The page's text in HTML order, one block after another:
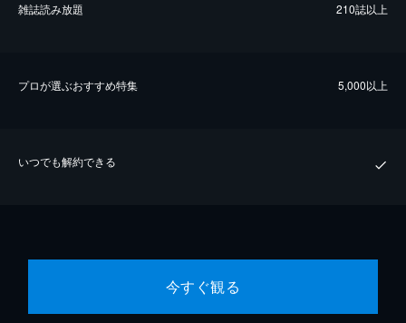
雑誌読み放題 210誌以上
プロが選ぶおすすめ特集 5,000以上
いつでも解約できる
今すぐ観る